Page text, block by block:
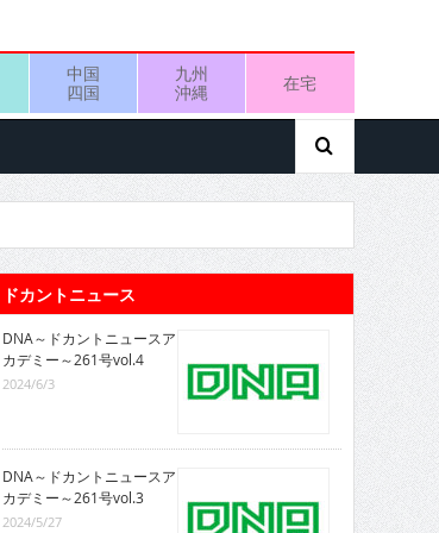
中国
四国
九州
沖縄
在宅
ドカントニュース
DNA～ドカントニュースア
カデミー～261号vol.4
2024/6/3
DNA～ドカントニュースア
カデミー～261号vol.3
2024/5/27